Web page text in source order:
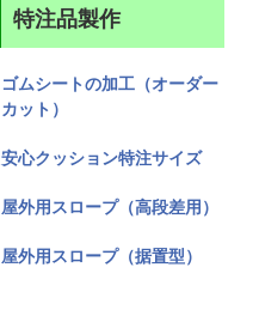
特注品製作
ゴムシートの加工（オーダー
カット）
安心クッション特注サイズ
屋外用スロープ（高段差用）
屋外用スロープ（据置型）